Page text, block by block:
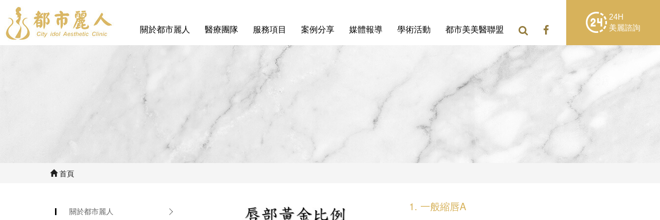
24H
美麗諮詢
關於都市麗人 醫療團隊 服務項目 案例分享 媒體報導 學術活動 都市美美醫聯盟
首頁
關於都市麗人 1. 一般縮唇A